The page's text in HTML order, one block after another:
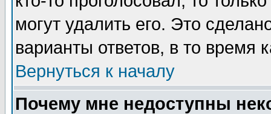
могут удалить его. Это
варианты ответов, в то время
Вернуться к началу
Почему мне недоступны